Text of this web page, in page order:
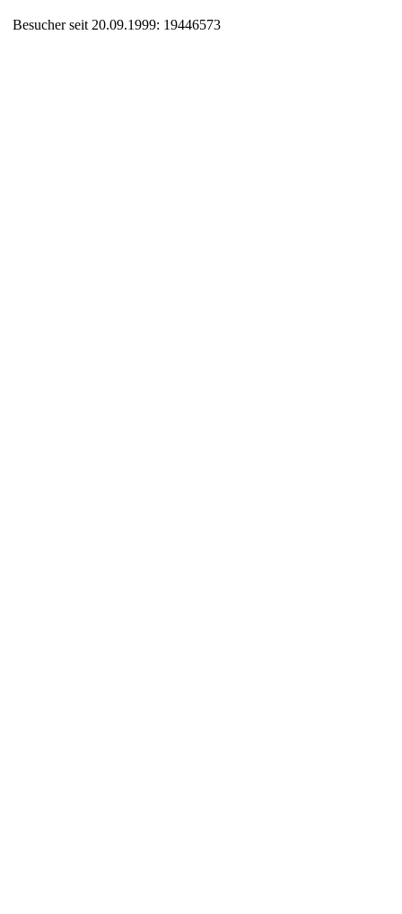
Besucher seit 20.09.1999: 19446573